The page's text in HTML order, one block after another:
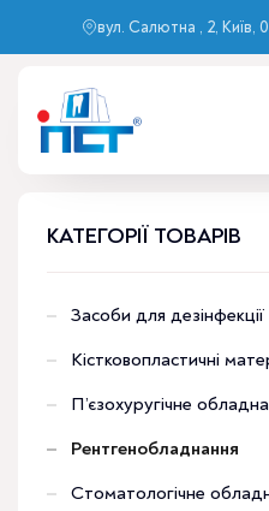
вул. Салютна , 2, Київ,
КАТЕГОРІЇ ТОВАРІВ
Засоби для дезінфекції
Кістковопластичні
П’єзохуругічне
Рентгенобладнання
Стоматологічне